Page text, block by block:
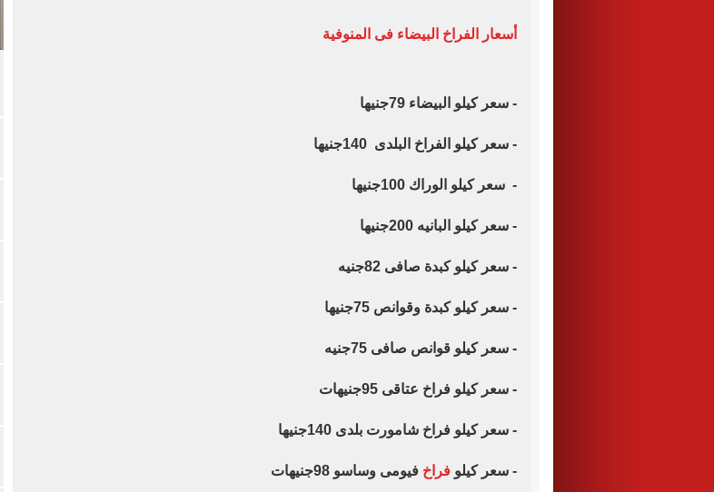
أسعار الفراخ البيضاء فى المنوفية
- سعر كيلو البيضاء 79جنيها
- سعر كيلو الفراخ البلدى 140جنيها
- سعر كيلو الوراك 100جنيها
- سعر كيلو البانيه 200جنيها
- سعر كيلو كبدة صافى 82جنيه
- سعر كيلو كبدة وقوانص 75جنيها
- سعر كيلو قوانص صافى 75جنيه
- سعر كيلو فراخ عتاقى 95جنيهات
- سعر كيلو فراخ شامورت بلدى 140جنيها
- سعر كيلو فراخ فيومى وساسو 98جنيهات